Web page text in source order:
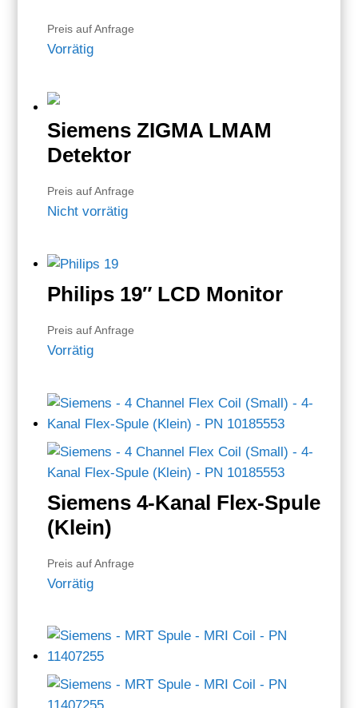
Preis auf Anfrage
Vorrätig
Siemens ZIGMA LMAM
Detektor
Preis auf Anfrage
Nicht vorrätig
Philips 19″ LCD Monitor
Preis auf Anfrage
Vorrätig
Siemens 4-Kanal Flex-Spule
(Klein)
Preis auf Anfrage
Vorrätig